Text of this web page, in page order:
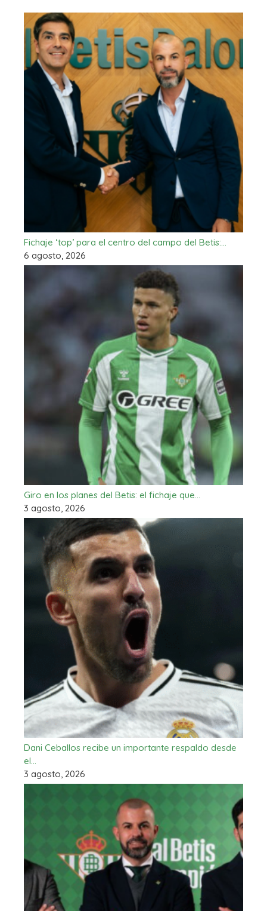
Fichaje ‘top’ para el centro del campo del Betis:…
6 agosto, 2026
Giro en los planes del Betis: el fichaje que…
3 agosto, 2026
Dani Ceballos recibe un importante respaldo desde
el…
3 agosto, 2026